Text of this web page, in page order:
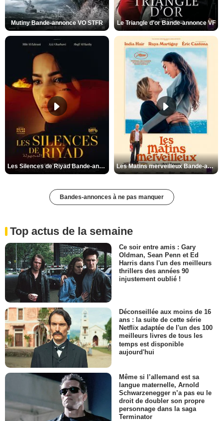
Mutiny Bande-annonce VO STFR Le Triangle d'or Bande-annonce VF
Les Silences de Riyad Bande-annonce VO STFR Les Matins merveilleux Bande-annonce VF
Bandes-annonces à ne pas manquer
Top actus de la semaine
Ce soir entre amis : Gary
Oldman, Sean Penn et Ed
Harris dans l'un des meilleurs
thrillers des années 90
injustement oublié !
Déconseillée aux moins de 16
ans : la suite de cette série
Netflix adaptée de l'un des 100
meilleurs livres de tous les
temps est disponible
aujourd'hui
Même si l’allemand est sa
langue maternelle, Arnold
Schwarzenegger n’a pas eu le
droit de doubler son propre
personnage dans la saga
Terminator